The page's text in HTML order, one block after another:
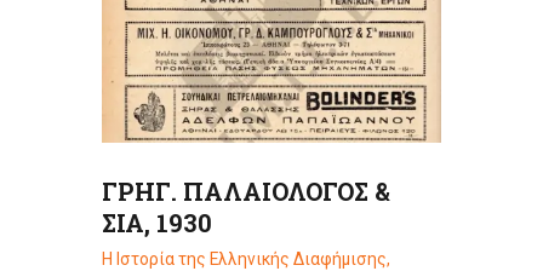
ΓΡΗΓ. ΠΑΛΑΙΟΛΟΓΟΣ &
ΣΙΑ, 1930
Η Ιστορία της Ελληνικής Διαφήμισης,